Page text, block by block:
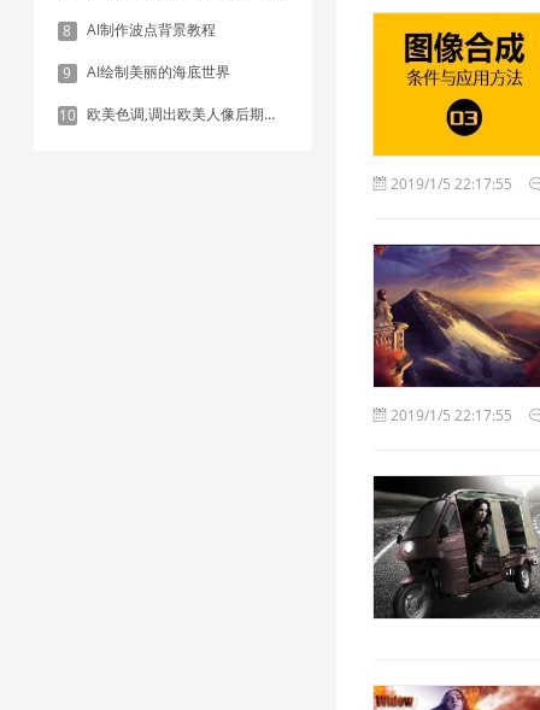
8 AI制作波点背景教程
9 AI绘制美丽的海底世界
10 欧美色调,调出欧美人像后期色调实例
2019/1/5 22:17:55
2019/1/5 22:17:55